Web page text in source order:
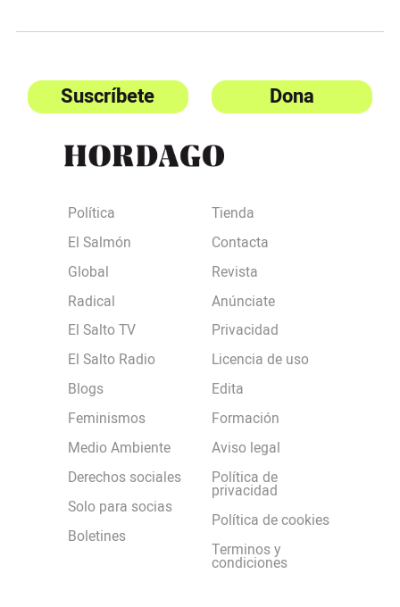
Suscríbete Dona
Política
El Salmón
Global
Radical
El Salto TV
El Salto Radio
Blogs
Feminismos
Medio Ambiente
Derechos sociales
Solo para socias
Boletines
Tienda
Contacta
Revista
Anúnciate
Privacidad
Licencia de uso
Edita
Formación
Aviso legal
Política de
privacidad
Política de cookies
Terminos y
condiciones